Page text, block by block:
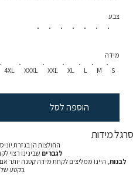
צבע
S
M
L
XL
XXL
XXXL
4XL
מידה
הוספה לסל
סרגל מידות
החולצות הן בגזרת
לגברים שבינינו רצוי
לבנות, היינו ממליצים לקחת מידה קטנה יותר
בקטע של